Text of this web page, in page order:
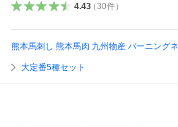
4.43（30件）
熊本馬刺し 熊本馬肉 九州物産 バーニング
大定番5種セット